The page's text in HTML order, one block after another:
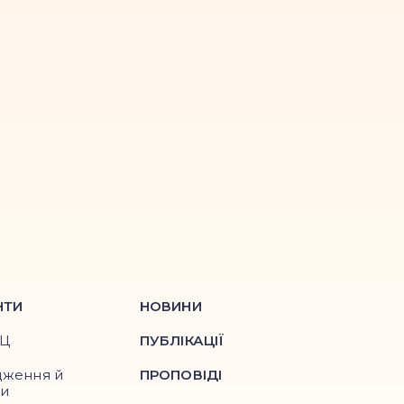
й
НОВИНИ
ПУБЛІКАЦІЇ
ПРОПОВІДІ